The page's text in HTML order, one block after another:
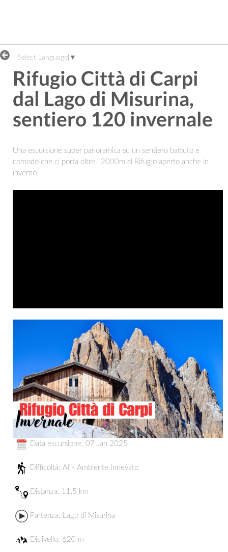
Select Language ▼
Rifugio Città di Carpi
dal Lago di Misurina,
sentiero 120 invernale
Una escursione super panoramica su un sentiero battuto e
comodo che ci porta oltre i 2000m al Rifugio aperto anche in
inverno.
Data escursione: 07 Jan 2025
Difficoltà: AI - Ambiente Innevato
Distanza: 11.5 km
Partenza: Lago di Misurina
Dislivello: 620 m